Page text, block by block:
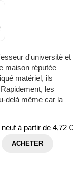
d'université et
maison réputée
matériel, ils
les
delà même car la
neuf à partir de 4,72 €
ACHETER